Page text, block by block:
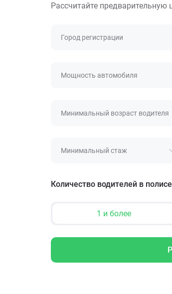
Рассчитайте
Город регистрации
Мощность автомобиля
Минимальный возраст водителя
Минимальный стаж
Количество водителей в полисе
1 и более